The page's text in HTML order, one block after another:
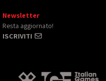
Newsletter
Resta aggiornato!
ISCRIVITI